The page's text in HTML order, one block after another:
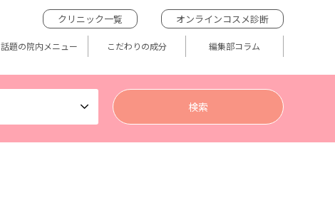
クリニック一覧 オンラインコスメ診断
話題の院内メニュー こだわりの成分 編集部コラム